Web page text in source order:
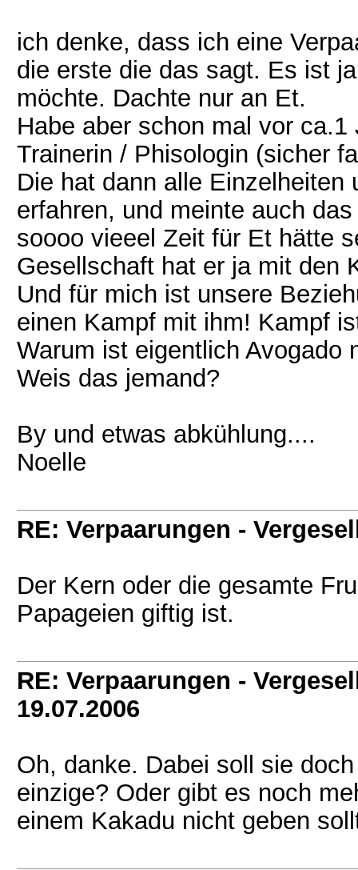
ich denke, dass ich eine
die erste die das sagt. Es ist
möchte. Dachte nur an Et.
Habe aber schon mal vor
Trainerin / Phisologin (sicher
Die hat dann alle
erfahren, und meinte auch
soooo vieeel Zeit für Et hätte
Gesellschaft hat er ja mit den
Und für mich ist unsere
einen Kampf mit ihm! Kampf
Warum ist eigentlich Avogado
Weis das jemand?
By und etwas abkühlung....
Noelle
RE: Verpaarungen -
Der Kern oder die gesamte
Papageien giftig ist.
RE: Verpaarungen -
19.07.2006
Oh, danke. Dabei soll sie
einzige? Oder gibt es noch
einem Kakadu nicht geben